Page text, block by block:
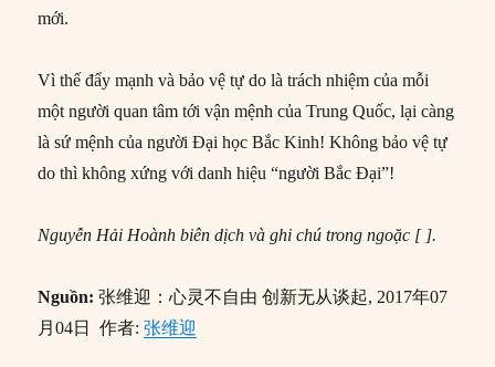
mới.
Vì thế đẩy mạnh và bảo vệ tự do là trách nhiệm của mỗi
một người quan tâm tới vận mệnh của Trung Quốc, lại càng
là sứ mệnh của người Đại học Bắc Kinh! Không bảo vệ tự
do thì không xứng với danh hiệu “người Bắc Đại”!
Nguyễn Hải Hoành biên dịch và ghi chú trong ngoặc [ ].
Nguồn: 张维迎：心灵不自由 创新无从谈起, 2017年07
月04日 作者:张维迎